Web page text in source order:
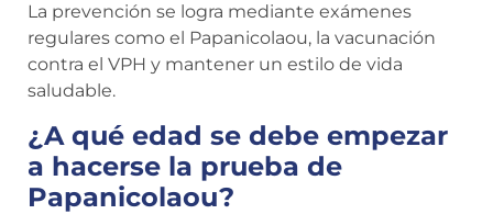
La prevención se logra mediante exámenes
regulares como el Papanicolaou, la vacunación
contra el VPH y mantener un estilo de vida
saludable.
¿A qué edad se debe empezar
a hacerse la prueba de
Papanicolaou?